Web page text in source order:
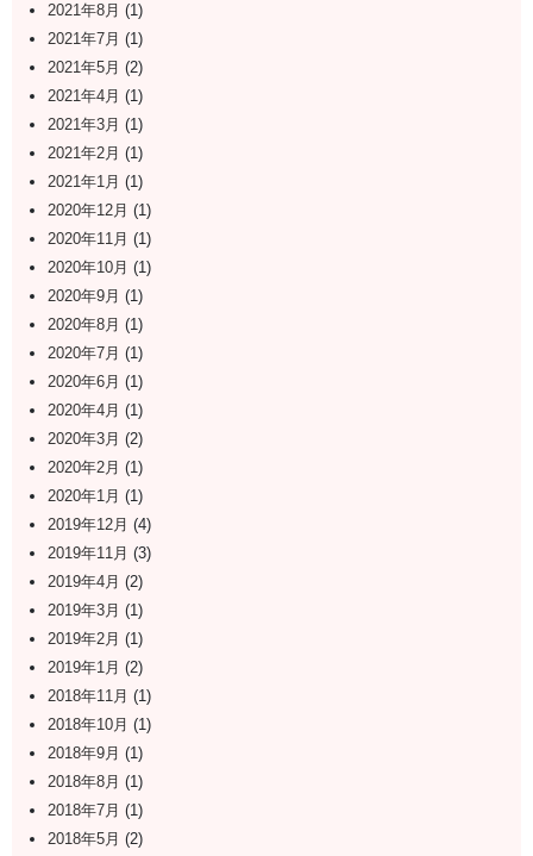
2021年8月 (1)
2021年7月 (1)
2021年5月 (2)
2021年4月 (1)
2021年3月 (1)
2021年2月 (1)
2021年1月 (1)
2020年12月 (1)
2020年11月 (1)
2020年10月 (1)
2020年9月 (1)
2020年8月 (1)
2020年7月 (1)
2020年6月 (1)
2020年4月 (1)
2020年3月 (2)
2020年2月 (1)
2020年1月 (1)
2019年12月 (4)
2019年11月 (3)
2019年4月 (2)
2019年3月 (1)
2019年2月 (1)
2019年1月 (2)
2018年11月 (1)
2018年10月 (1)
2018年9月 (1)
2018年8月 (1)
2018年7月 (1)
2018年5月 (2)